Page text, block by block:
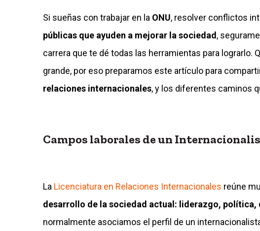
Si sueñas con trabajar en la ONU, resolver conflictos
públicas que ayuden a mejorar la sociedad,
carrera que te dé todas las herramientas para lograrlo.
grande, por eso preparamos este artículo para
relaciones internacionales, y los diferentes caminos
Campos laborales de un
La Licenciatura en Relaciones Internacionales reúne
desarrollo de la sociedad actual: liderazgo, política,
normalmente asociamos el perfil de un